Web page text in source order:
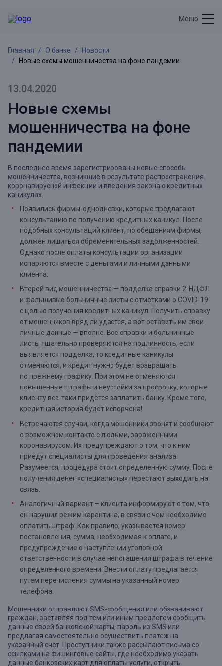
Меню
Главная О банке
Новости
Новые схемы мошенничества на фоне пандемии
13.04.2020
Новые схемы
мошенничества на фоне
пандемии
В последнее время зарегистрированы новые способы
мошенничества, возникшие в результате распространения
коронавирусной инфекции и введения закона о кредитных
каникулах.
Появились фирмы-однодневки, которые предлагают
консультацию по получению кредитных каникул. После
подобных консультаций клиент, по обещаниям фирмы,
должен лишиться обременительных задолженностей.
Однако после оплаты консультации организации
испаряются вместе с деньгами и личными данными
клиента.
Второй вид мошенничества — подделка справки 2-НДФЛ
и фальшивые больничные листы с отметками о COVID-19
с целью получения кредитных каникул. Получить справку
от мошенников вряд ли удастся, а вот оставить им свои
личные данные — вполне. Все справки и больничные
листы тщательно проверяются на подлинность, если
выявляется подделка, то кредитные каникулы
отменяются, и кредит нужно будет возвращать
по прежнему графику. При этом не отменяются
повышенные штрафы и неустойки за просрочку, которые
клиенту все-таки придётся заплатить банку. Кроме того,
кредитная история будет испорчена!
Встречаются случаи, когда мошенники звонят и сообщают
о возможном контакте с людьми, зараженными
коронавирусом. Их предупреждают о том, что к ним
приедут специалисты для проведения анализа.
Разумеется, процедура стоит определенную сумму. После
получения денег «специалисты» перестают выходить на
связь.
Аналогичный вариант – клиента информируют о том, что
он нарушил режим карантина, в связи с чем необходимо
оплатить штраф. Как правило, указывается номер
постановления, сумма, необходимая к оплате, и
предупреждение о наступлении уголовной
ответственности в случае непогашения штрафа в течение
определенного времени. Внести оплату предлагается
путем перечисления суммы на указанный номер
телефона.
Мошенники отправляют SMS-сообщения или обзванивают
граждан, заставляя под тем или иным предлогом сообщить
данные своей банковской карты, пароль из SMS или
предлагая самостоятельно осуществить платеж на
указанный счет. Преступники также рассылают письма со
ссылками на фишинговые сайты, где необходимо указать
данные банковских карт для оплаты услуги, открыть